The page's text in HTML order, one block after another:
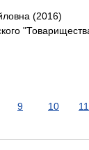
(2016)
9 10 11